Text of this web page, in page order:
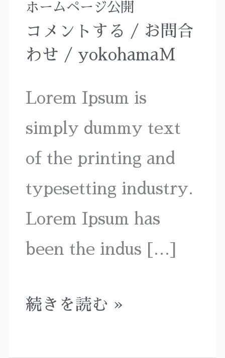
ホームページ公開
コメントする / お問合
わせ / yokohamaM
Lorem Ipsum is
simply dummy text
of the printing and
typesetting industry.
Lorem Ipsum has
been the indus […]
ホ
ー
ペ
ー
ジ
公
開
続きを読む »